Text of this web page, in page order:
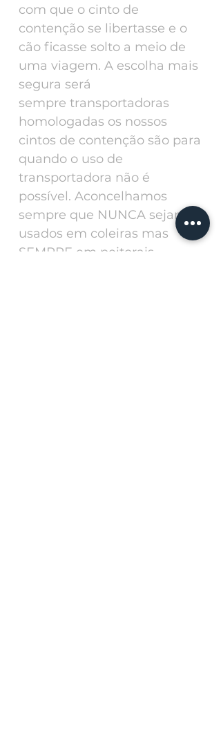
com que o cinto de
contenção se libertasse e o
cão ficasse solto a meio de
uma viagem. A escolha mais
segura será
sempre transportadoras
homologadas os nossos
cintos de contenção são para
quando o uso de
transportadora não é
possível. Aconcelhamos
sempre que NUNCA sejam
usados em coleiras mas
SEMPRE em peitorais.